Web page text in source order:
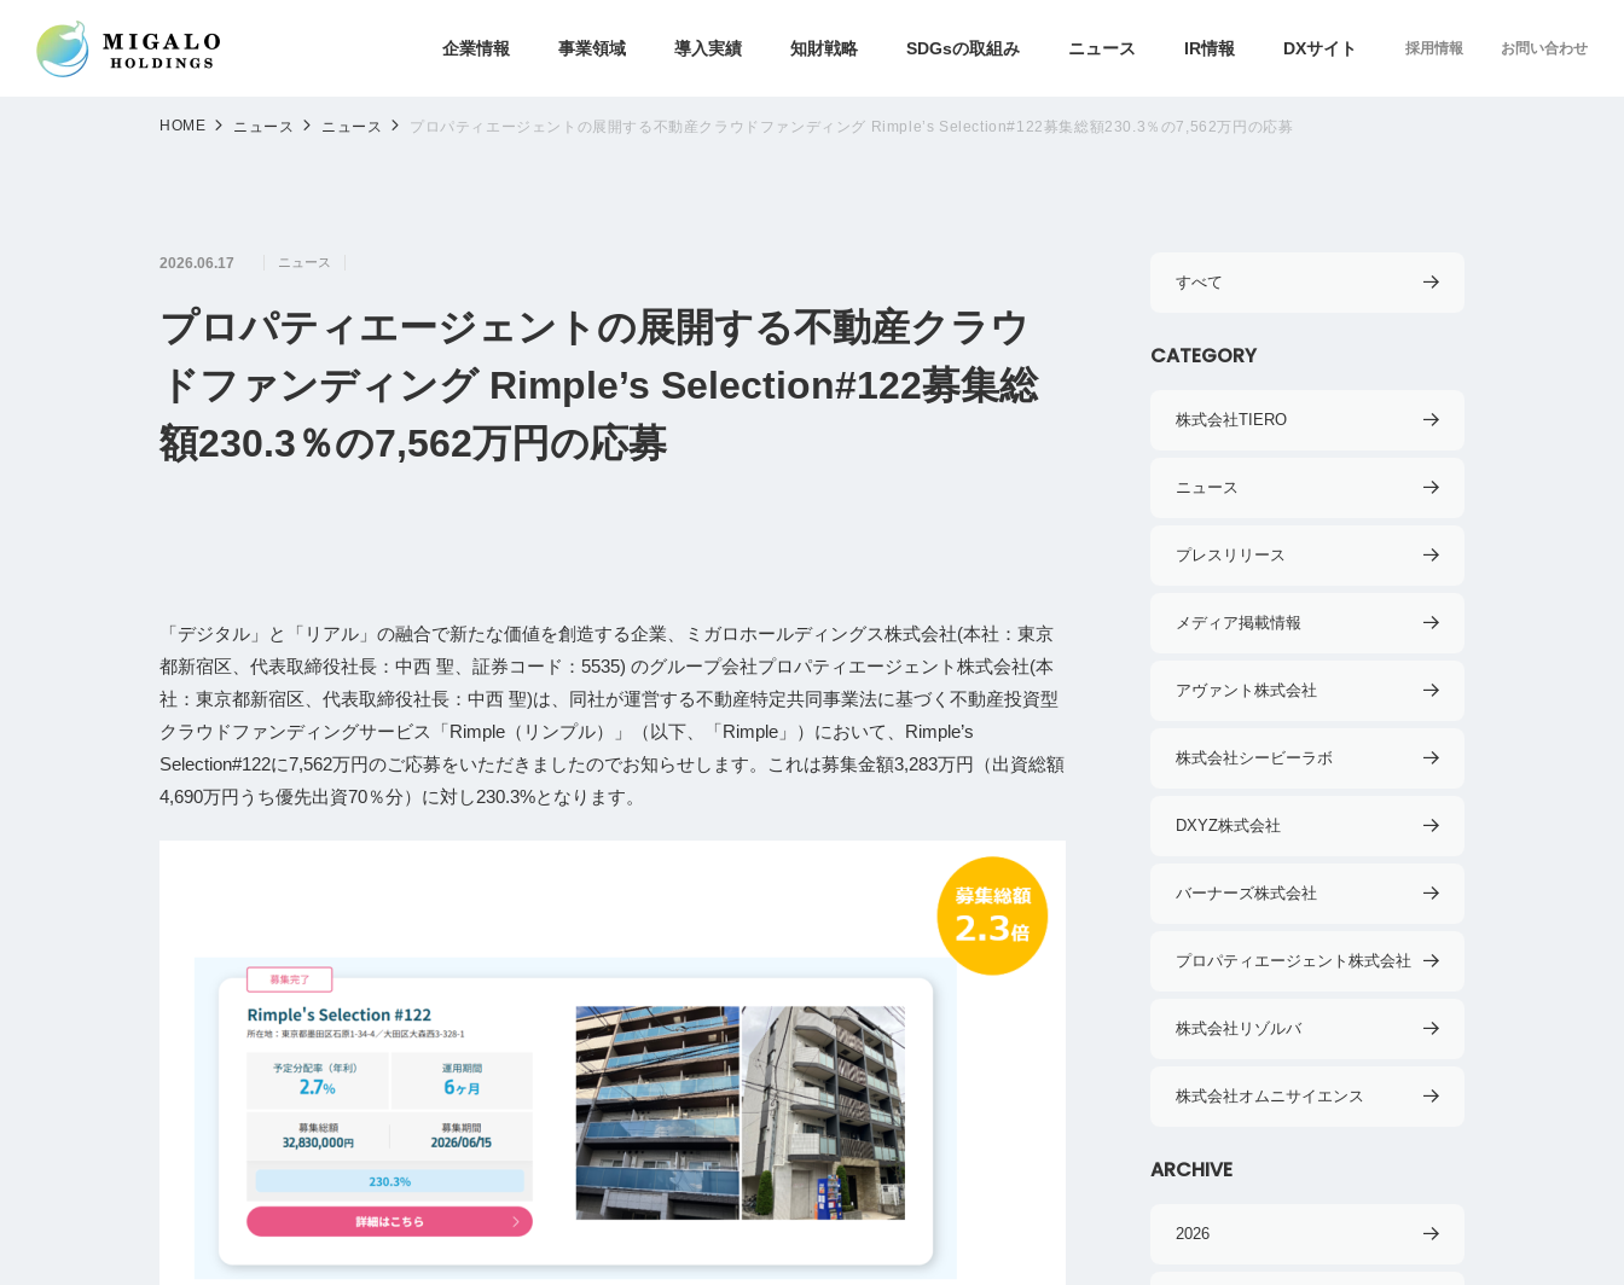
企業情報 事業領域 導入実績 知財戦略 SDGsの取組み ニュース IR情報 DXサイト 採用情報 お問い合わせ
HOME ニュース ニュース プロパティエージェントの展開する不動産クラウドファンディング Rimple’s Selection#122募集総額230.3％の7,562万円の応募
2026.06.17 ニュース
プロパティエージェントの展開する不動産クラウ
ドファンディング Rimple’s Selection#122募集総
額230.3％の7,562万円の応募
「デジタル」と「リアル」の融合で新たな価値を創造する企業、ミガロホールディングス株式会社(本社：東京
都新宿区、代表取締役社⻑：中⻄ 聖、証券コード：5535) のグループ会社プロパティエージェント株式会社(本
社：東京都新宿区、代表取締役社長：中西 聖)は、同社が運営する不動産特定共同事業法に基づく不動産投資型
クラウドファンディングサービス「Rimple（リンプル）」（以下、「Rimple」）において、Rimple’s
Selection#122に7,562万円のご応募をいただきましたのでお知らせします。これは募集金額3,283万円（出資総額
4,690万円うち優先出資70％分）に対し230.3%となります。
すべて
CATEGORY
株式会社TIERO
ニュース
プレスリリース
メディア掲載情報
アヴァント株式会社
株式会社シービーラボ
DXYZ株式会社
バーナーズ株式会社
プロパティエージェント株式会社
株式会社リゾルバ
株式会社オムニサイエンス
ARCHIVE
2026